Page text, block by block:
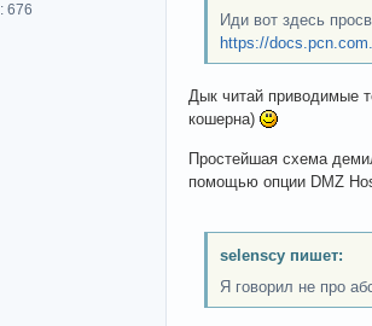
676
Иди вот здесь
https://
Дык читай приводимые
кошерна)
Простейшая схема
помощью опции DMZ
selenscy пишет:
Я говорил не про